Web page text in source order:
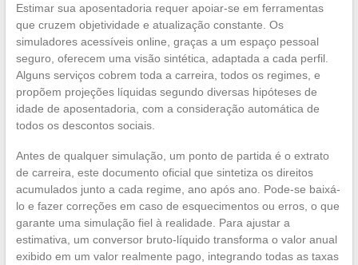
Estimar sua aposentadoria requer apoiar-se em ferramentas
que cruzem objetividade e atualização constante. Os
simuladores acessíveis online, graças a um espaço pessoal
seguro, oferecem uma visão sintética, adaptada a cada perfil.
Alguns serviços cobrem toda a carreira, todos os regimes, e
propõem projeções líquidas segundo diversas hipóteses de
idade de aposentadoria, com a consideração automática de
todos os descontos sociais.
Antes de qualquer simulação, um ponto de partida é o extrato
de carreira, este documento oficial que sintetiza os direitos
acumulados junto a cada regime, ano após ano. Pode-se baixá-
lo e fazer correções em caso de esquecimentos ou erros, o que
garante uma simulação fiel à realidade. Para ajustar a
estimativa, um conversor bruto-líquido transforma o valor anual
exibido em um valor realmente pago, integrando todas as taxas